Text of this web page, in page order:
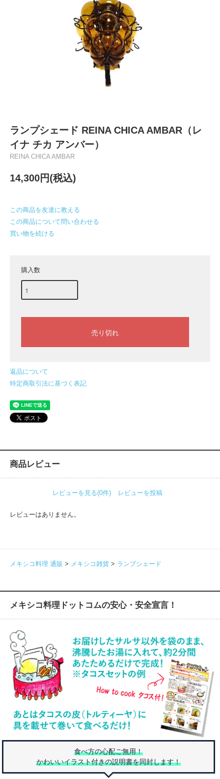
ランプシェード REINA CHICA AMBAR（レ
イナ チカ アンバー）
REINA CHICA AMBAR
14,300円(税込)
この商品を友達に教える
この商品について問い合わせる
買い物を続ける
購入数
返品について
特定商取引法に基づく表記
商品レビュー
レビューを見る(0件) レビューを投稿
レビューはありません。
メキシコ料理 通販 > メキシコ雑貨 > ランプシェード
メキシコ料理ドットコムの安心・安全宣言！
食べ方の心配ご無用！
かわいいイラスト付きの説明書を同封します！